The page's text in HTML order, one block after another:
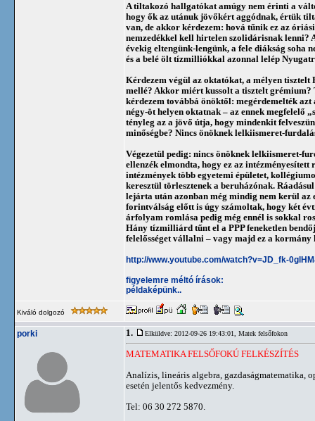
A tiltakozó hallgatókat amúgy nem érinti a
hogy ők az utánuk jövőkért aggódnak, értük
van, de akkor kérdezem: hová tűnik ez az
nemzedékkel kell hirtelen szolidárisnak lenni?
évekig eltengünk-lengünk, a fele diákság soha
és a belé ölt tízmilliókkal azonnal lelép
Kérdezem végül az oktatókat, a mélyen
mellé? Akkor miért kussolt a tisztelt grémium?
kérdezem továbbá önöktől: megérdemelték
négy-öt helyen oktatnak – az ennek megfelelő
tényleg az a jövő útja, hogy mindenkit
minőségbe? Nincs önöknek lelkiismeret-
Végezetül pedig: nincs önöknek lelkiismeret-
ellenzék elmondta, hogy ez az
intézmények több egyetemi épületet,
keresztül törlesztenek a beruházónak.
lejárta után azonban még mindig nem kerül
forintválság előtt is úgy számoltak, hogy két
árfolyam romlása pedig még ennél is sokkal
Hány tízmilliárd tűnt el a PPP feneketlen
felelősséget vállalni – vagy majd ez a
http://www.youtube.com/watch?v=JD_fk-
figyelemre méltó írások:
példaképünk..
Kiváló dolgozó
porki 1. Elküldve: 2012-09-26 19:43:01, Matek felsőfokon
MATEMATIKA FELSŐFOKÚ FELKÉSZÍTÉS
Analízis, lineáris algebra, gazdaságmatematika,
esetén jelentős kedvezmény.
Tel: 06 30 272 5870.